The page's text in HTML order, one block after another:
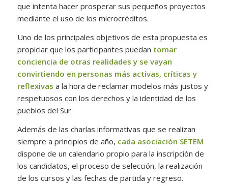
que intenta hacer prosperar sus pequeños proyectos
mediante el uso de los microcréditos.
Uno de los principales objetivos de esta propuesta es
propiciar que los participantes puedan tomar
conciencia de otras realidades y se vayan
convirtiendo en personas más activas, críticas y
reflexivas a la hora de reclamar modelos más justos y
respetuosos con los derechos y la identidad de los
pueblos del Sur.
Además de las charlas informativas que se realizan
siempre a principios de año, cada asociación SETEM
dispone de un calendario propio para la inscripción de
los candidatos, el proceso de selección, la realización
de los cursos y las fechas de partida y regreso.